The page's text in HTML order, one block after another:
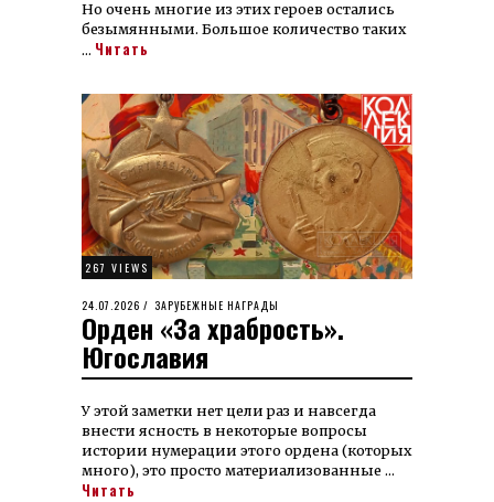
Но очень многие из этих героев остались
безымянными. Большое количество таких
… Читать
267 VIEWS
POSTED
ON
24.07.2026 24.07.2026
ЗАРУБЕЖНЫЕ НАГРАДЫ
Орден «За храбрость».
Югославия
У этой заметки нет цели раз и навсегда
внести ясность в некоторые вопросы
истории нумерации этого ордена (которых
много), это просто материализованные …
Читать